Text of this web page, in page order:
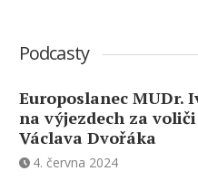
Podcasty
Europoslanec MUDr.
na výjezdech za
Václava Dvořáka
4. června 2024